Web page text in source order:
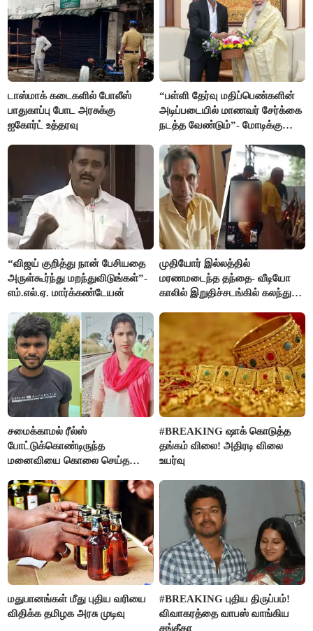
டாஸ்மாக் கடைகளில் போலீஸ்
பாதுகாப்பு போட அரசுக்கு
ஐகோர்ட் உத்தரவு
“பள்ளி தேர்வு மதிப்பெண்களின்
அடிப்படையில் மாணவர் சேர்க்கை
நடத்த வேண்டும்”- மோடிக்கு
“விஜய் குறித்து நான் பேசியதை
அருள்கூர்ந்து மறந்துவிடுங்கள்”-
எம்.எல்.ஏ. மார்க்கண்டேயன்
முதியோர் இல்லத்தில்
மரணமடைந்த தந்தை- வீடியோ
காலில் இறுதிச்சடங்கில் கலந்து
சமைக்காமல் ரீல்ஸ்
போட்டுக்கொண்டிருந்த
மனைவியை கொலை செய்த
#BREAKING ஷாக் கொடுத்த
தங்கம் விலை! அதிரடி விலை
உயர்வு
மதுபானங்கள் மீது புதிய வரியை
விதிக்க தமிழக அரசு முடிவு
#BREAKING புதிய திருப்பம்!
விவாகரத்தை வாபஸ் வாங்கிய
சங்கீதா